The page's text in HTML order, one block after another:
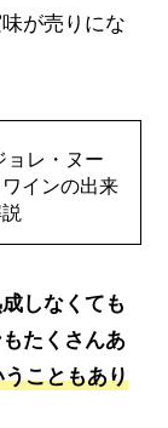
が売りにな
ョレ・ヌー
インの出来
しなくても
たくさんあ
こともあり